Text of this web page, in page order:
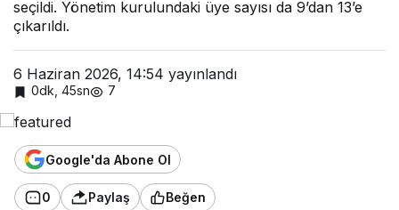
seçildi. Yönetim kurulundaki üye sayısı da 9’dan 13’e
çıkarıldı.
6 Haziran 2026, 14:54 yayınlandı
0dk, 45sn 7
Google'da Abone Ol
0 Paylaş Beğen